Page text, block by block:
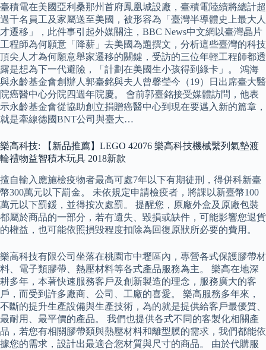
臺積電在美國亞利桑那州首府鳳凰城設廠，臺積電陸續將總計超
過千名員工及家屬送至美國，被形容為「臺灣半導體史上最大人
才遷移」，此件事引起外媒關注，BBC News中文網以臺灣晶片
工程師為何願意「降薪」去美國為題撰文，分析這些臺灣的科技
頂尖人才為何願意舉家遷移的關鍵，受訪的三位年輕工程師都透
露是想為下一代避險，「計劃在美國生小孩得到綠卡」。 鴻海
與永齡基金會創辦人郭臺銘與夫人曾馨瑩今（19）日出席臺大醫
院癌醫中心分院四週年院慶。 會前郭臺銘接受媒體訪問，他表
示永齡基金會從協助創立捐贈癌醫中心到現在要邁入新的篇章，
就是牽線德國BNT公司與臺大…
樂高科技: 【新品推薦】LEGO 42076 樂高科技機械繫列氣墊渡
輪禮物益智積木玩具 2018新款
擅自輸入應施檢疫物者最高可處7年以下有期徒刑，得併科新臺
幣300萬元以下罰金。 未依規定申請檢疫者，將課以新臺幣100
萬元以下罰鍰，並得按次處罰。 提醒您，原廠外盒及原廠包裝
都屬於商品的一部分，若有遺失、毀損或缺件，可能影響您退貨
的權益，也可能依照損毀程度扣除為回復原狀所必要的費用。
樂高科技有限公司坐落在桃園市中壢區內，專營各式保護膠帶材
料、電子類膠帶、熱壓材料等各式產品服務為主。 樂高在地深
耕多年，本著快速服務客戶及創新製造的理念，服務廣大的客
戶，而受到許多廠商、公司、工廠的喜愛。 樂高服務多年來，
不斷的提升生產設備與生產技術，為的就是提供給客戶最優質、
最耐用、最平價的產品。 我們也提供各式不同的客製化相關產
品，若您有相關膠帶類與熱壓材料和離型膜的需求，我們都能依
據您的需求，設計出最適合您材質與尺寸的商品。 由於代購服